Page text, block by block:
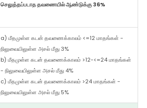
செலுத்தப்படாத தவணையில் ஆண்டுக்கு 36%
a) மீதமுள்ள கடன் தவணைக்காலம் <=12 மாதங்கள் -
நிலுவையிலுள்ள அசல் மீது 3%
b) மீதமுள்ள கடன் தவணைக்காலம் >12-<=24 மாதங்கள்
- நிலுவையிலுள்ள அசல் மீது 4%
c) மீதமுள்ள கடன் தவணைக்காலம் >24 மாதங்கள் -
நிலுவையிலுள்ள அசல் மீது 5%